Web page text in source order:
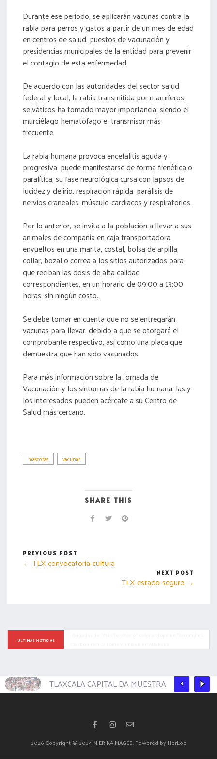
Durante ese periodo, se aplicarán vacunas contra la
rabia para perros y gatos a partir de un mes de edad
en centros de salud, puestos de vacunación y
presidencias municipales de la entidad para prevenir
el contagio de esta enfermedad.
De acuerdo con las autoridades del sector salud
federal y local, la rabia transmitida por mamíferos
selváticos ha tomado mayor importancia, siendo el
murciélago hematófago el transmisor más
frecuente.
La rabia humana provoca encefalitis aguda y
progresiva, puede manifestarse de forma frenética o
paralítica; su fase neurológica cursa con lapsos de
lucidez y delirio, respiración rápida, parálisis de
nervios craneales, músculo-cardiacos y respiratorios.
Por lo anterior, se invita a la población a llevar a sus
animales de compañía en caja transportadora,
envueltos en una manta, costal, bolsa de arpilla,
collar, bozal o correa a los sitios autorizados para
que reciban las dosis de alta calidad
correspondientes, en un horario de 09:00 a 13:00
horas, sin ningún costo.
Se debe tomar en cuenta que no se entregarán
vacunas para llevar, debido a que se otorgará el
comprobante respectivo, así como una placa que
demuestra que han sido vacunados.
Para más información sobre la Jornada de
Vacunación y los síntomas de la rabia humana, las y
los interesados pueden acércate a su Centro de
Salud más cercano.
mascotas vacunas
SHARE THIS
PREVIOUS POST
← TLX-convocatoria-cultura
NEXT POST
TLX-estado-seguro →
ULTIMAS NOTICIAS
DESDE EL MERCADO DE ARTESANOS DE LA CAPITAL “GUARDA
ELABORADOS A BASE DE FRUTAS
TLAXCALA CAPITAL DA MUESTRA DE SU
2026 Copyright © 2024 NIERIKAIMAGES. Powered by HerLop